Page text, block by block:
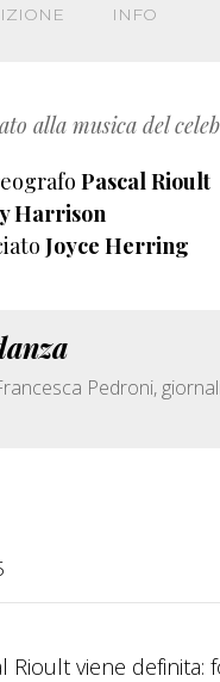
INFO
alla musica del
Pascal Rioult
Harrison
Joyce Herring
Pedroni,
Rioult viene